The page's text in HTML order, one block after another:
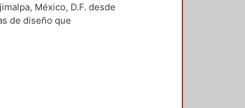
México, D.F. desde
de diseño que